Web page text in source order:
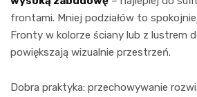
frontami. Mniej podziałów to
Fronty w kolorze ściany lub z lustrem
powiększają wizualnie przestrzeń.
Dobra praktyka: przechowywanie